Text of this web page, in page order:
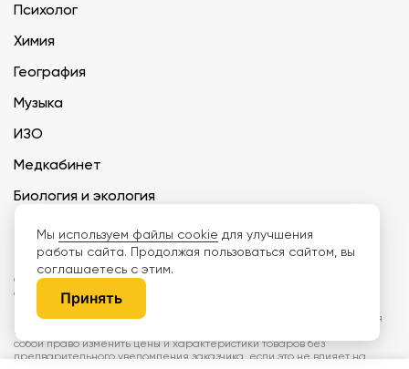
Психолог
Химия
География
Музыка
ИЗО
Медкабинет
Биология и экология
Технология
ООО «Дети наше будущее» ИНН 6671165273 ОГРН 1216600030250 КПП
667101001 БИК 046577674
Информация на сайте не является публичной офертой. Изображения
могут отличаться от поставляемых товаров. Поставщик оставляет за
собой право изменить цены и характеристики товаров без
предварительного уведомления заказчика, если это не влияет на
Мы используем файлы cookie для улучшения
работы сайта. Продолжая пользоваться сайтом, вы
соглашаетесь с этим.
Принять